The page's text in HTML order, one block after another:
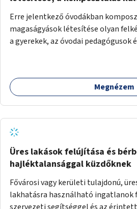
Erre jelentkező óvodákban
magaságyások létesítése olyan
a gyerekek, az óvodai pedagógusok
Megnézem
Üres lakások felújítása és
hajléktalansággal küzdőknek
Fővárosi vagy kerületi tulajdonú,
lakhatásra használható ingatlanok